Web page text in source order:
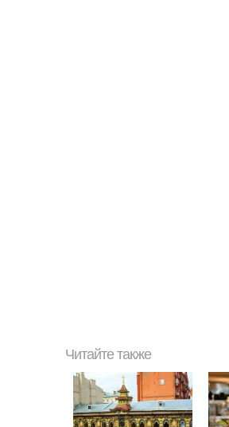
Читайте также